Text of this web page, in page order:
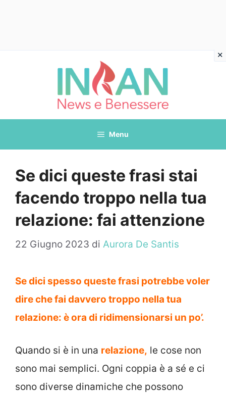
Menu
Se dici queste frasi stai
facendo troppo nella tua
relazione: fai attenzione
22 Giugno 2023 di Aurora De Santis
Se dici spesso queste frasi potrebbe voler
dire che fai davvero troppo nella tua
relazione: è ora di ridimensionarsi un po’.
Quando si è in una relazione, le cose non
sono mai semplici. Ogni coppia è a sé e ci
sono diverse dinamiche che possono